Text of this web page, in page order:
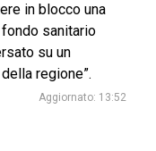
in blocco una
sanitario
su un
regione”.
Aggiornato: 13:52